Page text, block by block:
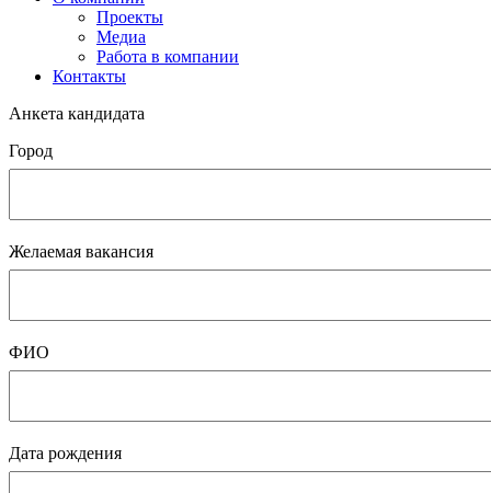
Проекты
Медиа
Работа в компании
Контакты
Анкета кандидата
Город
Желаемая вакансия
ФИО
Дата рождения